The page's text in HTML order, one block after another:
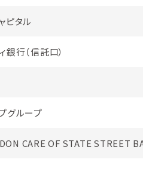
ピタル
行（信託口）
グループ
CARE OF STATE STREET